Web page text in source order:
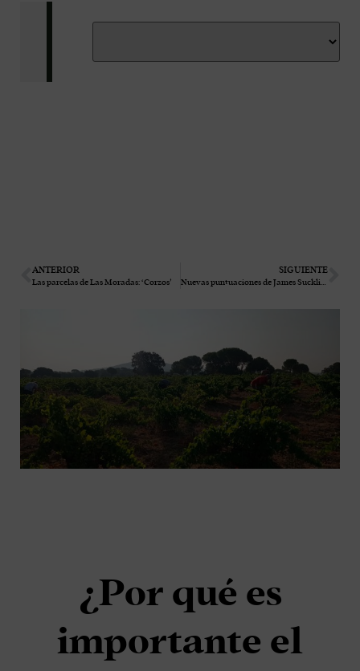
ANTERIOR
Las parcelas de Las Moradas: ‘Corzos’
SIGUIENTE
Nuevas puntuaciones de James Suckling para Albillo Real ECO 2022 y SENDA 2020
¿Por qué es
importante el